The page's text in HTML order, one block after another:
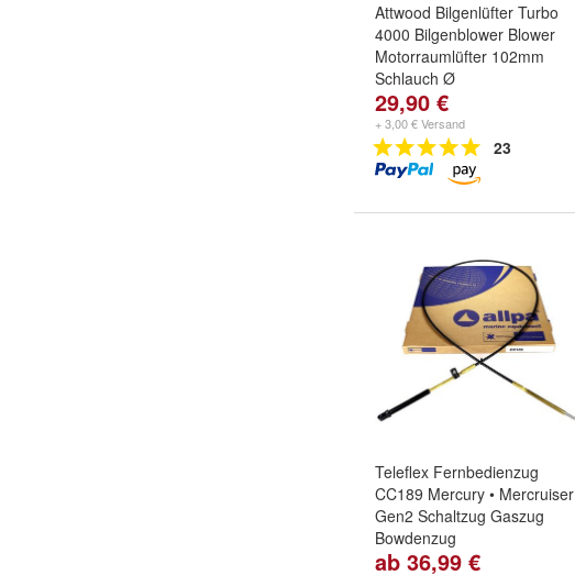
Attwood Bilgenlüfter Turbo
4000 Bilgenblower Blower
Motorraumlüfter 102mm
Schlauch Ø
29,90 €
+ 3,00 € Versand
23
Teleflex Fernbedienzug
CC189 Mercury • Mercruiser
Gen2 Schaltzug Gaszug
Bowdenzug
Abmessungen:
ab 36,99 €